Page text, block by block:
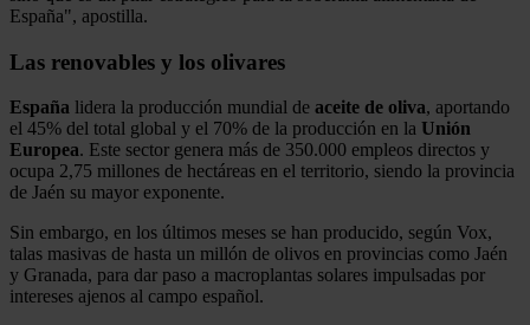
España", apostilla.
Las renovables y los olivares
España lidera la producción mundial de aceite de oliva, aportando
el 45% del total global y el 70% de la producción en la Unión
Europea. Este sector genera más de 350.000 empleos directos y
ocupa 2,75 millones de hectáreas en el territorio, siendo la provincia
de Jaén su mayor exponente.
Sin embargo, en los últimos meses se han producido, según Vox,
talas masivas de hasta un millón de olivos en provincias como Jaén
y Granada, para dar paso a macroplantas solares impulsadas por
intereses ajenos al campo español.